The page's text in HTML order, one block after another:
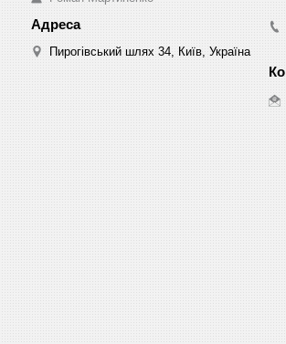
Пирогівський шлях 34, Київ, Україна